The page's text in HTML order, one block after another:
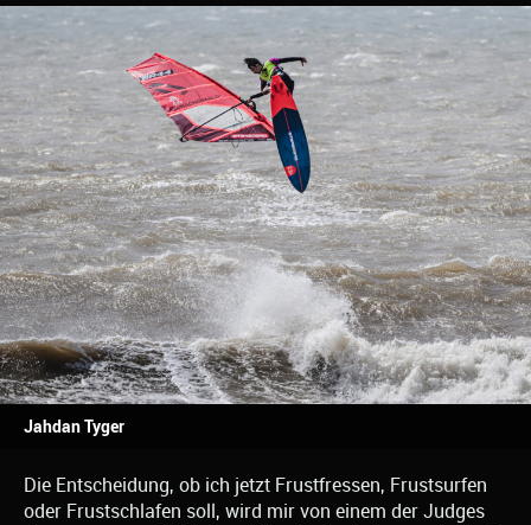
Jahdan Tyger
Die Entscheidung, ob ich jetzt Frustfressen, Frustsurfen
oder Frustschlafen soll, wird mir von einem der Judges